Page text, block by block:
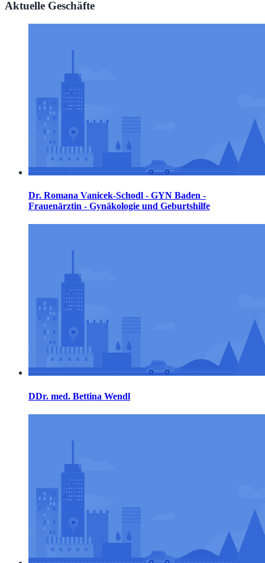
Aktuelle Geschäfte
Dr. Romana Vanicek-Schodl - GYN Baden -
Frauenärztin - Gynäkologie und Geburtshilfe
DDr. med. Bettina Wendl